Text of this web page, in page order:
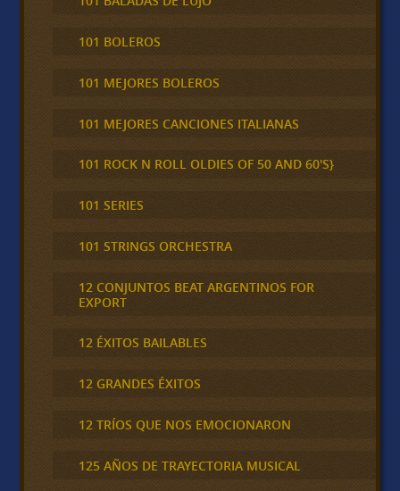
101 BOLEROS
101 MEJORES BOLEROS
101 MEJORES CANCIONES ITALIANAS
101 ROCK N ROLL OLDIES OF 50 AND 60'S}
101 SERIES
101 STRINGS ORCHESTRA
12 CONJUNTOS BEAT ARGENTINOS FOR
EXPORT
12 ÉXITOS BAILABLES
12 GRANDES ÉXITOS
12 TRÍOS QUE NOS EMOCIONARON
125 AÑOS DE TRAYECTORIA MUSICAL